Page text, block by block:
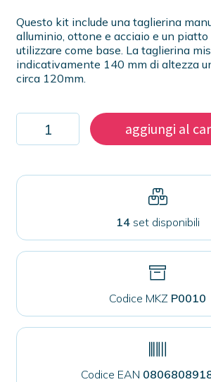
Questo kit include una taglierina
alluminio, ottone e acciaio e un
utilizzare come base. La taglierina
indicativamente 140 mm di altezza
circa 120mm.
Taglierina
circolare
in
per
quantità
aggiungi al
14set disponibili
Codice MKZ P0010
Codice EAN